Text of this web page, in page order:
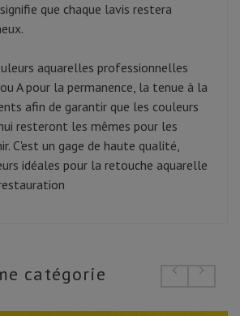
que chaque lavis restera
aquarelles professionnelles
A pour la permanence, la tenue à la
afin de garantir que les couleurs
resteront les mêmes pour les
C'est un gage de haute qualité,
idéales pour la retouche aquarelle
catégorie